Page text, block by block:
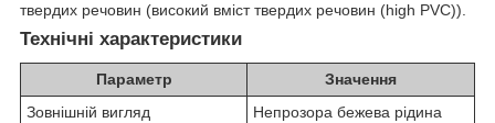
твердих речовин (високий вміст твердих речовин (high PVC)).
Технічні характеристики
Параметр
Значення
Зовнішній вигляд
Непрозора бежева рідина